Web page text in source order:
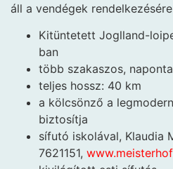
áll a vendégek
Kitüntetett Joglland-
ban
több szakaszos,
teljes hossz: 40 km
a kölcsönző a
biztosítja
sífutó iskolával, Klaudia
7621151,